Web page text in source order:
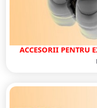
ACCESORII PENTRU